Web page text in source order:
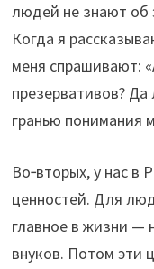
людей не знают об
Когда я
меня спрашивают:
презервативов?
гранью
Во‑вторых, у нас в
ценностей. Для
главное в жизни —
внуков. Потом эти